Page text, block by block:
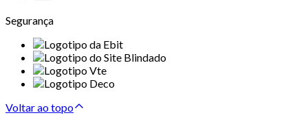
Segurança
Voltar ao topo